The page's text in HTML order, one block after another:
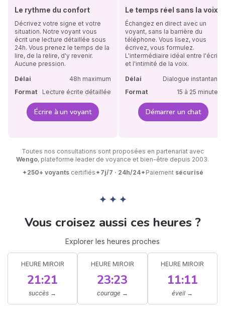
Le rythme du confort
Décrivez votre signe et votre
situation. Notre voyant vous
écrit une lecture détaillée sous
24h. Vous prenez le temps de la
lire, de la relire, d'y revenir.
Aucune pression.
Délai
48h maximum
Format
Lecture écrite détaillée
Écrire à un voyant
Le temps réel sans la voix
Échangez en direct avec un
voyant, sans la barrière du
téléphone. Vous lisez, vous
écrivez, vous formulez.
L'intermédiaire idéal entre l'écrit
et l'intimité de la voix.
Délai
Dialogue instantané
Format
15 à 25 minutes
Démarrer un chat
Toutes nos consultations sont proposées en partenariat avec
Wengo, plateforme leader de voyance et bien-être depuis 2003.
✦250+ voyantscertifiés✦7j/7 · 24h/24✦Paiement sécurisé
✦ ✦ ✦
Vous croisez aussi ces heures ?
Explorer les heures proches
HEURE MIROIR
21:21
succès →
HEURE MIROIR
23:23
courage→
HEURE MIROIR
11:11
éveil →